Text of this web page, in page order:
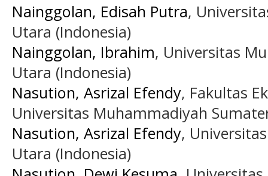
Nainggolan, Edisah Putra,
Utara (Indonesia)
Nainggolan, Ibrahim, Universitas
Utara (Indonesia)
Nasution, Asrizal Efendy, Fakultas
Universitas Muhammadiyah
Nasution, Asrizal Efendy,
Utara (Indonesia)